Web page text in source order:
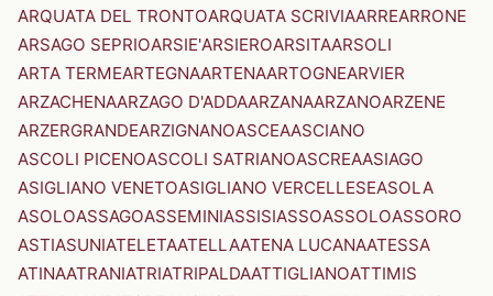
ARQUATA DEL TRONTOARQUATA SCRIVIAARREARRONE
ARSAGO SEPRIOARSIE'ARSIEROARSITAARSOLI
ARTA TERMEARTEGNAARTENAARTOGNEARVIER
ARZACHENAARZAGO D'ADDAARZANAARZANOARZENE
ARZERGRANDEARZIGNANOASCEAASCIANO
ASCOLI PICENOASCOLI SATRIANOASCREAASIAGO
ASIGLIANO VENETOASIGLIANO VERCELLESEASOLA
ASOLOASSAGOASSEMINIASSISIASSOASSOLOASSORO
ASTIASUNIATELETAATELLAATENA LUCANAATESSA
ATINAATRANIATRIATRIPALDAATTIGLIANOATTIMIS